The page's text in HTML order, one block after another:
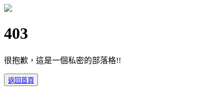
403
很抱歉，這是一個私密的部落格!!
返回首頁